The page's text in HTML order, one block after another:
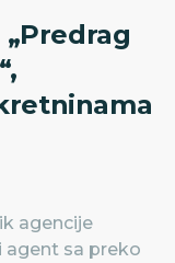
agencije
agent sa preko